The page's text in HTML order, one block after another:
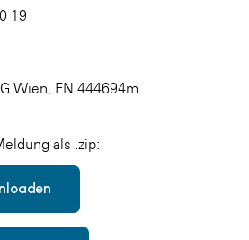
19
Wien, FN 444694m
als .zip: